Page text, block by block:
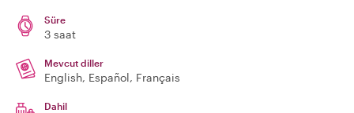
Süre
3 saat
Mevcut diller
English, Español, Français
Dahil